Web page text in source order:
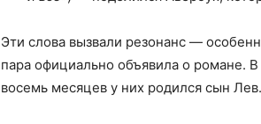
Эти слова вызвали резонанс —
пара официально объявила о романе.
восемь месяцев у них родился сын